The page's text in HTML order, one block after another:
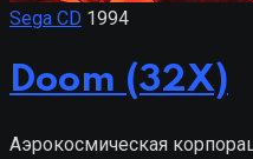
Sega CD 1994
Doom (32X)
Аэрокосмическая